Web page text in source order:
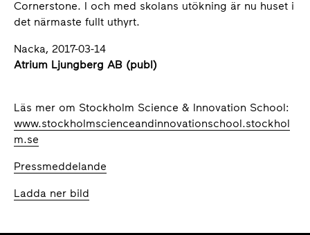
Cornerstone. I och med skolans utökning är nu huset i
det närmaste fullt uthyrt.
Nacka, 2017-03-14
Atrium Ljungberg AB (publ)
Läs mer om Stockholm Science & Innovation School:
www.stockholmscienceandinnovationschool.stockhol
m.se
Pressmeddelande
Ladda ner bild